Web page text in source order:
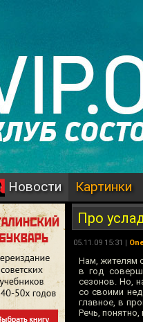
Новости Картинки
Про
05.11.09 15:31 |
Нам, жителям
в год
сезонов. Но,
со своими
главное, в
Речь,